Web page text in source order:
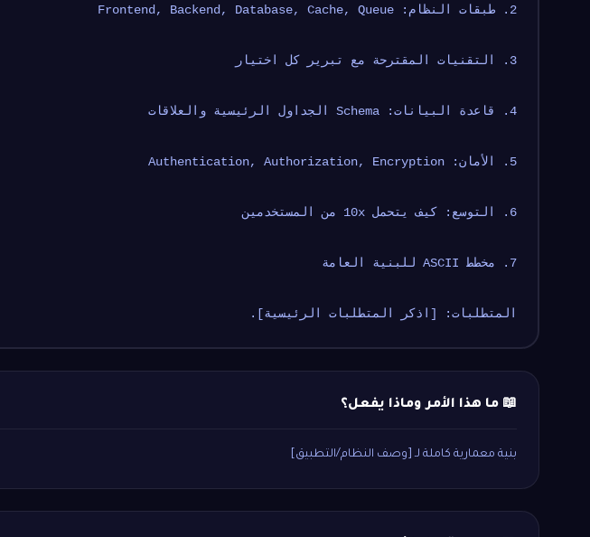
2. طبقات النظام: Frontend, Backend, Database, Cache, Queue
3. التقنيات المقترحة مع تبرير كل اختيار
4. قاعدة البيانات: Schema الجداول الرئيسية والعلاقات
5. الأمان: Authentication, Authorization, Encryption
6. التوسع: كيف يتحمل 10x من المستخدمين
7. مخطط ASCII للبنية العامة
المتطلبات: [اذكر المتطلبات الرئيسية].
📖 ما هذا الأمر وماذا يفعل؟
بنية معمارية كاملة لـ [وصف النظام/التطبيق]